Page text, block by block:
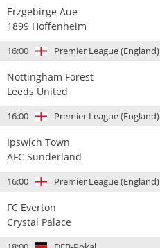
Erzgebirge Aue
1899 Hoffenheim
16:00 Premier League (England)
Nottingham Forest
Leeds United
16:00 Premier League (England)
Ipswich Town
AFC Sunderland
16:00 Premier League (England)
FC Everton
Crystal Palace